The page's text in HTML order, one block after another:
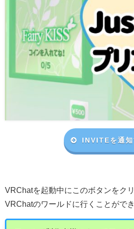
INVITEを通知
VRChatを起動中にこのボタンをク
VRChatのワールドに行くことができ